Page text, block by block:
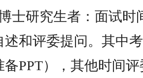
博士研究生者：面试
述和评委提问。其中
备PPT），其他时间